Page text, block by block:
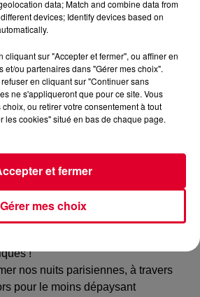
ambitieux :
à Paris.
insolites (c’est un
ancien bunker, les catacombes, un
!
nos nuits parisiennes, à travers
pour le moins dépaysant
data; Match and combine data from
devices; Identify devices based on
cliquant sur "Accepter et fermer", ou affiner en
et/ou partenaires dans "Gérer mes choix".
en cliquant sur "Continuer sans
ne s'appliqueront que pour ce site. Vous
ou retirer votre consentement à tout
les cookies" situé en bas de chaque page.
Gérer mes choix
et fermer